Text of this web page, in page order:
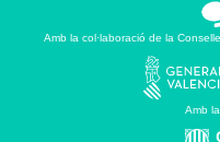
Amb la col·laboració de la
Amb